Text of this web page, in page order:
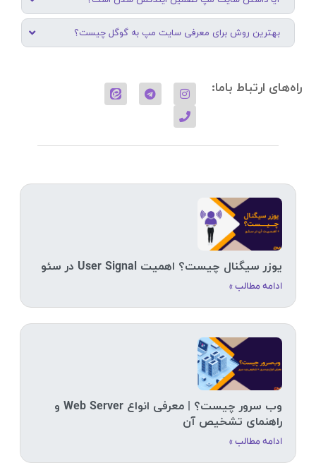
بهترین روش برای معرفی سایت مپ به گوگل چیست؟
راه‌های ارتباط باما:
یوزر سیگنال چیست؟ اهمیت User Signal در سئو
ادامه مطالب »
وب سرور چیست؟ | معرفی انواع Web Server و
راهنمای تشخیص آن
ادامه مطالب »